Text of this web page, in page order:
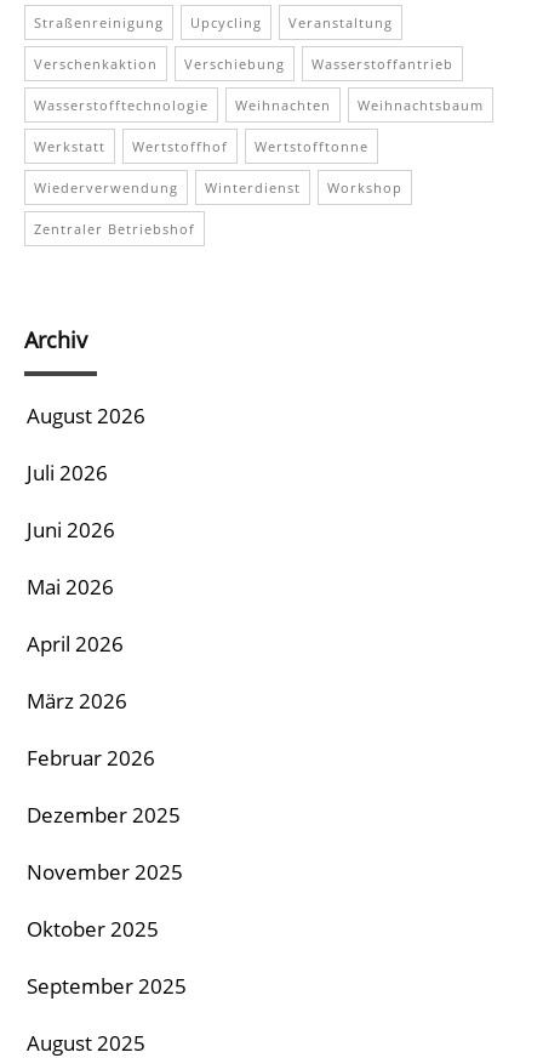
Straßenreinigung Upcycling Veranstaltung
Verschenkaktion Verschiebung Wasserstoffantrieb
Wasserstofftechnologie Weihnachten Weihnachtsbaum
Werkstatt Wertstoffhof Wertstofftonne
Wiederverwendung Winterdienst Workshop
Zentraler Betriebshof
Archiv
August 2026
Juli 2026
Juni 2026
Mai 2026
April 2026
März 2026
Februar 2026
Dezember 2025
November 2025
Oktober 2025
September 2025
August 2025